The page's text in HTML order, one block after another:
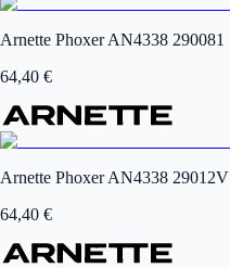
Arnette Phoxer AN4338 290081
64,40 €
Arnette Phoxer AN4338 29012V
64,40 €